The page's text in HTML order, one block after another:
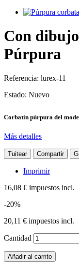
Con
Púrpura
Referencia: lurex-11
Estado: Nuevo
Corbatín púrpura del
Más detalles
Tuitear Compartir
Imprimir
16,08 € impuestos incl.
-20%
20,11 € impuestos incl.
Cantidad
Añadir al carrito